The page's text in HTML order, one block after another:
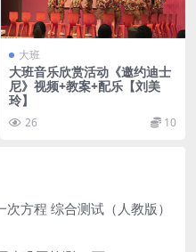
大班
大班音乐欣赏活动《邀约迪士
尼》视频+教案+配乐【刘美
玲】
26 10
方程 综合测试（人教版）